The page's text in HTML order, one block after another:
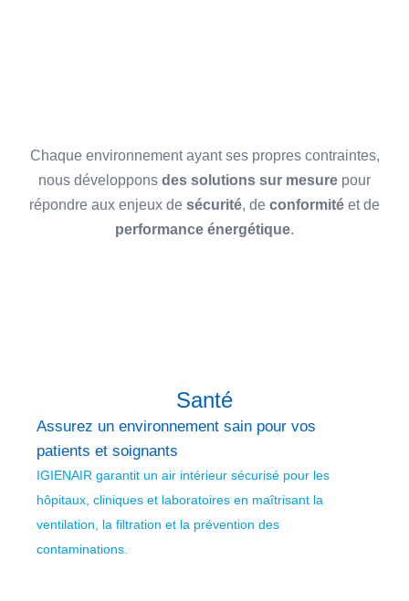
Chaque environnement ayant ses propres contraintes,
nous développons des solutions sur mesure pour
répondre aux enjeux de sécurité, de conformité et de
performance énergétique.
Santé
Assurez un environnement sain pour vos
patients et soignants
IGIENAIR garantit un air intérieur sécurisé pour les
hôpitaux, cliniques et laboratoires en maîtrisant la
ventilation, la filtration et la prévention des
contaminations.